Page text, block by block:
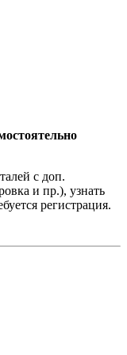
с доп.
и пр.), узнать
регистрация.